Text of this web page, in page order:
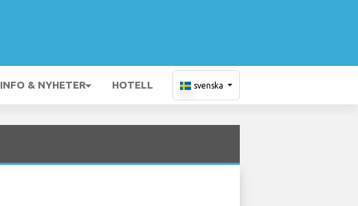
INFO & NYHETER HOTELL svenska